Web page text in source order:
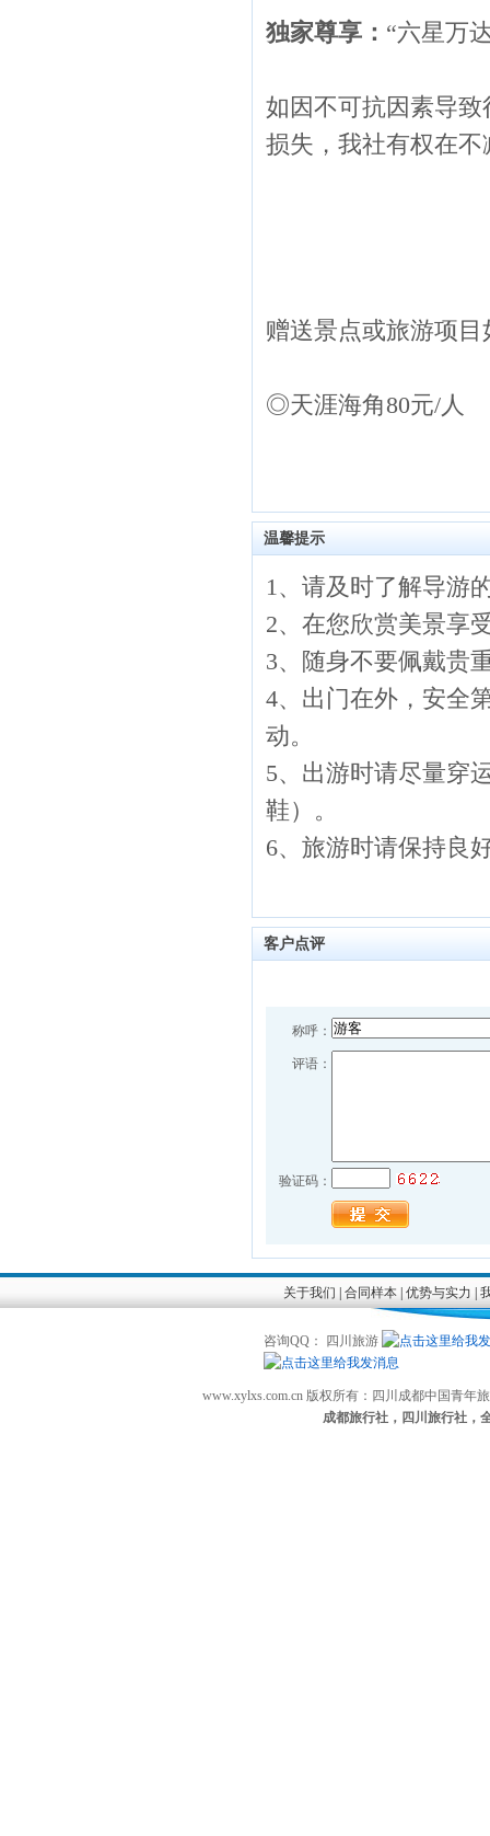
独家尊享： “六星万
如因不可抗因素导
损失，我社有权在
赠送景点或旅游项
◎天涯海角80元/人
温馨提示
1、请及时了解导游
2、在您欣赏美景享
3、随身不要佩戴贵
4、出门在外，安全
动。
5、出游时请尽量穿
鞋）。
6、旅游时请保持良
客户点评
称呼：
评语：
验证码：
关于我们 合同样本| 优势与实力
咨询QQ： 四川旅游
www.xylxs.com.cn 版权所有：四川成都中国青
成都旅行社，四川旅行社，